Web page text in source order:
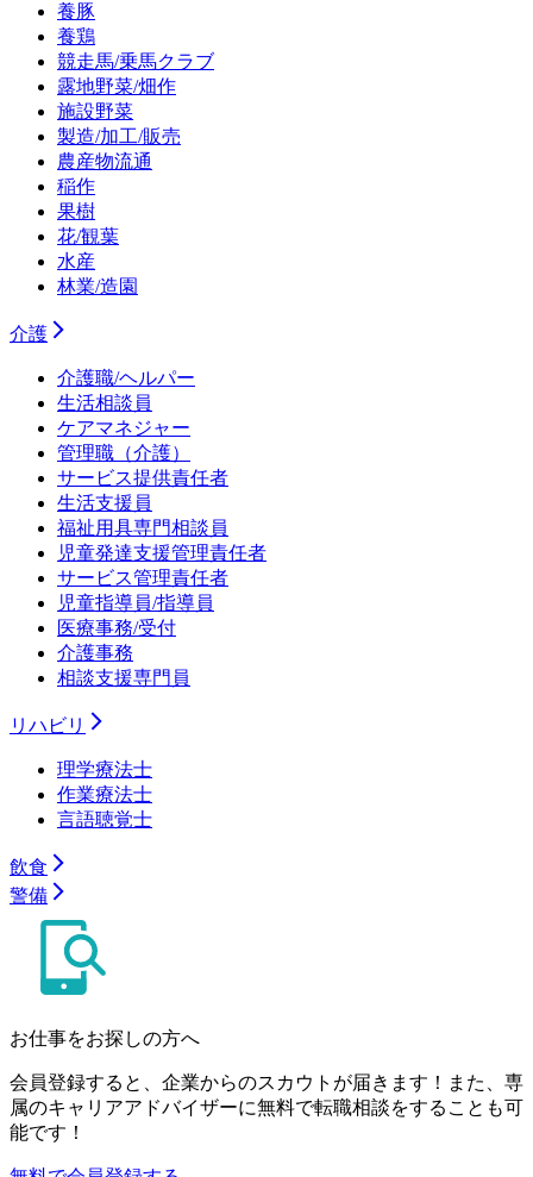
養豚
養鶏
競走馬/乗馬クラブ
露地野菜/畑作
施設野菜
製造/加工/販売
農産物流通
稲作
果樹
花/観葉
水産
林業/造園
介護
介護職/ヘルパー
生活相談員
ケアマネジャー
管理職（介護）
サービス提供責任者
生活支援員
福祉用具専門相談員
児童発達支援管理責任者
サービス管理責任者
児童指導員/指導員
医療事務/受付
介護事務
相談支援専門員
リハビリ
理学療法士
作業療法士
言語聴覚士
飲食
警備
お仕事をお探しの方へ
会員登録すると、企業からのスカウトが届きます！また、専
属のキャリアアドバイザーに無料で転職相談をすることも可
能です！